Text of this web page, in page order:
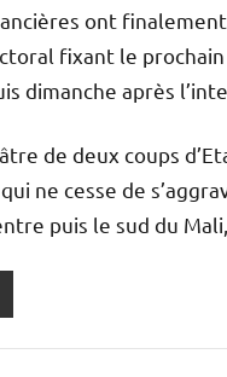
ont
fixant le
dimanche après
de deux coups
ne cesse de
puis le sud du